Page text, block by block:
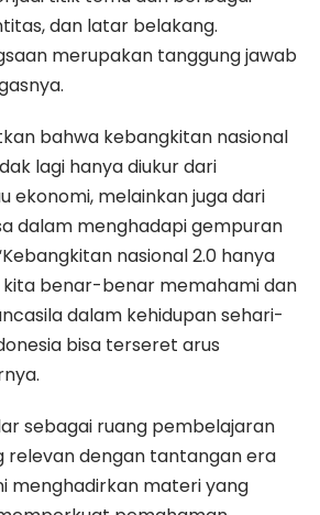
dan latar belakang.
merupakan tanggung jawab
bahwa kebangkitan nasional
lagi hanya diukur dari
ekonomi, melainkan juga dari
dalam menghadapi gempuran
nasional 2.0 hanya
kita benar-benar memahami dan
dalam kehidupan sehari-
bisa terseret arus
sebagai ruang pembelajaran
relevan dengan tantangan era
menghadirkan materi yang